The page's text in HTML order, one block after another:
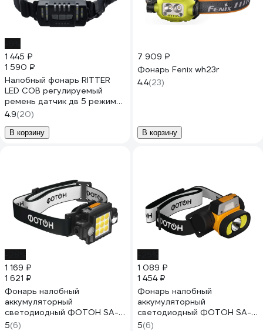
1 445 ₽
1 590 ₽
Налобный фонарь RITTER
LED COB регулируемый
ремень датчик дв 5 режима
7Вт 1200 мАч 300Лм IP44
56204 1
4.9(20)
В корзину
7 909 ₽
Фонарь Fenix wh23r
4.4(23)
В корзину
1 169 ₽
1 621 ₽
Фонарь налобный
аккумуляторный
светодиодный ФОТОН SA-
950 (5W + 1W) 25537
5(6)
1 089 ₽
1 454 ₽
Фонарь налобный
аккумуляторный
светодиодный ФОТОН SA-
1500S (5W + 3W) 25539
5(6)